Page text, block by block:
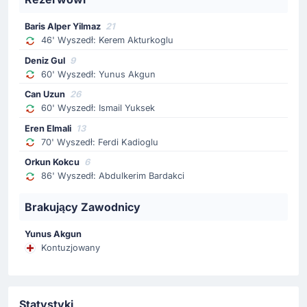
63'
Żółta kartka
Arbiter spotkania Ivan Barton pokazuje żółty kartonik
60'
Zmiana zawodnika
Ismail Yuksek
Can Yılmaz Uzun
Can Uzun zmienia Ismail Yuksek na San Francisco Bay
Area Stadium.
60'
Yunus Akgun
Deniz Gul (Turcja) musi opuścić niespodziewanie plac
Zmiana zawodnika
Baris Alper Yilmaz 21
46' Wyszedł: Kerem Akturkoglu
Deniz Gul 9
60' Wyszedł: Yunus Akgun
Can Uzun 26
60' Wyszedł: Ismail Yuksek
Eren Elmali 13
70' Wyszedł: Ferdi Kadioglu
Orkun Kokcu 6
86' Wyszedł: Abdulkerim Bardakci
Brakujący Zawodnicy
Yunus Akgun
Kontuzjowany